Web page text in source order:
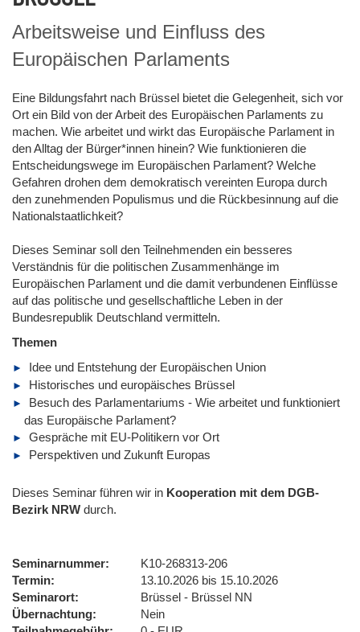
Arbeitsweise und Einfluss des
Europäischen Parlaments
Eine Bildungsfahrt nach Brüssel bietet die Gelegenheit, sich vor
Ort ein Bild von der Arbeit des Europäischen Parlaments zu
machen. Wie arbeitet und wirkt das Europäische Parlament in
den Alltag der Bürger*innen hinein? Wie funktionieren die
Entscheidungswege im Europäischen Parlament? Welche
Gefahren drohen dem demokratisch vereinten Europa durch
den zunehmenden Populismus und die Rückbesinnung auf die
Nationalstaatlichkeit?
Dieses Seminar soll den Teilnehmenden ein besseres
Verständnis für die politischen Zusammenhänge im
Europäischen Parlament und die damit verbundenen Einflüsse
auf das politische und gesellschaftliche Leben in der
Bundesrepublik Deutschland vermitteln.
Themen
Idee und Entstehung der Europäischen Union
Historisches und europäisches Brüssel
Besuch des Parlamentariums - Wie arbeitet und funktioniert
das Europäische Parlament?
Gespräche mit EU-Politikern vor Ort
Perspektiven und Zukunft Europas
Dieses Seminar führen wir in Kooperation mit dem DGB-
Bezirk NRW durch.
Seminarnummer
K10-268313-206
Termin
13.10.2026 bis 15.10.2026
Seminarort
Brüssel - Brüssel NN
Übernachtung
Nein